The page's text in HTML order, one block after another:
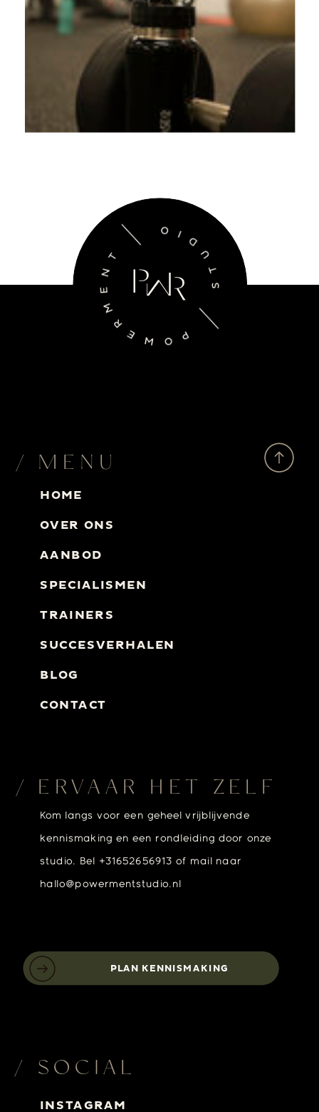
INSTAGRAM
/ SOCIAL
PLAN KENNISMAKING
Kom langs voor een geheel vrijblijvende
kennismaking en een rondleiding door onze
studio. Bel +31652656913 of mail naar
hallo@powermentstudio.nl
/ ERVAAR HET ZELF
CONTACT
BLOG
SUCCESVERHALEN
TRAINERS
SPECIALISMEN
AANBOD
OVER ONS
HOME
/ MENU